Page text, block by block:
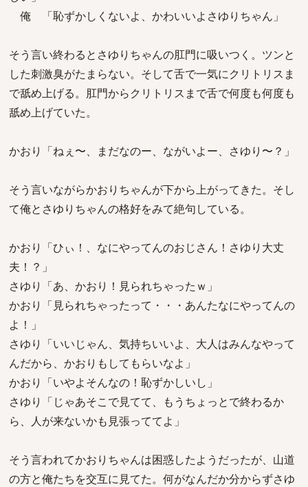
俺 「恥ずかしくないよ、かわいいよさゆりちゃん」
そう言い終わるとさゆりちゃんの肛門に吸いつく。ツンと
した刺激臭がたまらない。そして舌で一気にクリトリスま
で舐め上げる。肛門からクリトリスまで舌で何度も何度も
舐め上げていた。
かおり「ねぇ〜、まだなのー、ながいよー、さゆり〜？」
そう言いながらかおりちゃんが下から上がってきた。そし
て俺とさゆりちゃんの格好をみて絶句している。
かおり「ひぃ！、なにやってんのおじさん！さゆり大丈
夫！？」
さゆり「あ、かおり！見られちゃったｗ」
かおり「見られちゃったって・・・あんたなにやってんの
よ！」
さゆり「いいじゃん、気持ちいいよ、大人はみんなやって
んだから、かおりもしてもらいなよ」
かおり「いやよそんなの！恥ずかしいし」
さゆり「じゃあそこで見てて、もうちょっとで終わるか
ら、人が来ないかも見張っててよ」
そう言われてかおりちゃんは困惑したようだったが、山道
の方と俺たちを交互に見てた。何がなんだか分からずさゆ